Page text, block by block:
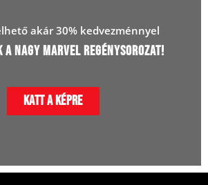
akár 30% kedvezménnyel
Nagy Marvel Regénysorozat!
Katt a képre